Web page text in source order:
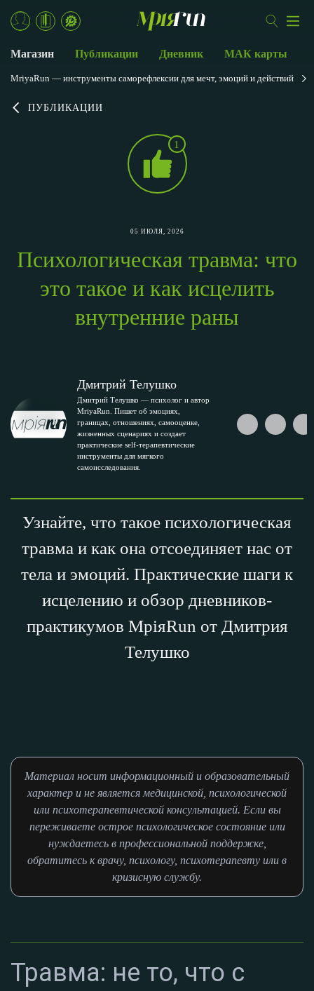
ПУБЛИКАЦИИ
1
05 ИЮЛЯ, 2026
Психологическая травма: что
это такое и как исцелить
внутренние раны
Дмитрий Телушко
Дмитрий Телушко — психолог и автор
MriyaRun. Пишет об эмоциях,
границах, отношениях, самооценке,
жизненных сценариях и создает
практические self-терапевтические
инструменты для мягкого
самоисследования.
Узнайте, что такое психологическая
травма и как она отсоединяет нас от
тела и эмоций. Практические шаги к
исцелению и обзор дневников-
практикумов МріяRun от Дмитрия
Телушко
Материал носит информационный и образовательный
характер и не является медицинской, психологической
или психотерапевтической консультацией. Если вы
переживаете острое психологическое состояние или
нуждаетесь в профессиональной поддержке,
обратитесь к врачу, психологу, психотерапевту или в
кризисную службу.
Травма: не то, что с
Магазин Публикации Дневник МАК карты
MriyaRun — инструменты саморефлексии для мечт, эмоций и действий